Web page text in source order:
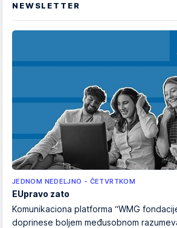
NEWSLETTER
JEDNOM NEDELJNO - ČETVRTKOM
EUpravo zato
Komunikaciona platforma “WMG
doprinese boljem međusobnom